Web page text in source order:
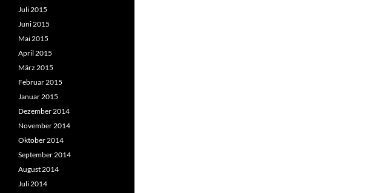
Juli 2015
Juni 2015
Mai 2015
April 2015
März 2015
Februar 2015
Januar 2015
Dezember 2014
November 2014
Oktober 2014
September 2014
August 2014
Juli 2014